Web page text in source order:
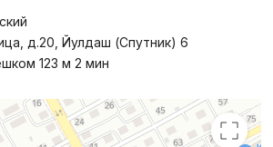
д.20, Йулдаш (Спутник) 6
123 м 2 мин